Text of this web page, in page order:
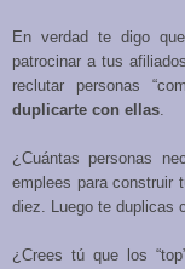
En verdad te digo
patrocinar a tus
reclutar personas
duplicarte con ellas.
¿Cuántas personas
emplees para construir
diez. Luego te duplicas
¿Crees tú que los